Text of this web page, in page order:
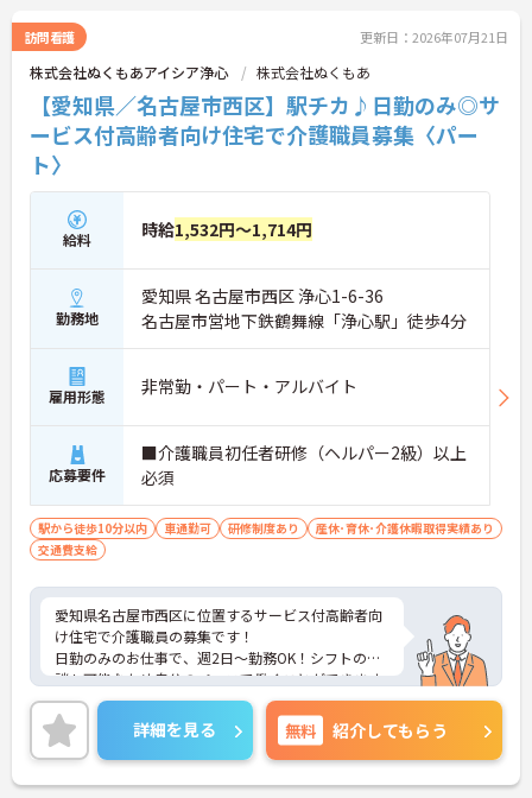
未経験者はもちろん、たとえば「経験者が復習しや
すいように」だったり、「ステップアップ用のレベ
ル別研修」があったり。合計200種類もの中から、
あなたに合った研修を受けられるので、とにかく自
分の仕事に自信が持てるようになりますよ！
ぬくもあが利用者さんやそのご家族に選ばれる理由
のひとつが、利用者さんを最期までお世話する「看
取り」に力を入れていること。なので、もしあなた
い」と思うタイプなら、ここはピッタリの環境です
よ！
おすすめポイントの1つ目は、人間関係がいいこ
と。2つ目は、利用者さんとお話をする機会が多い
こと。日常生活で関わる部分が多いので、やりがい
につながります。3つ目は、私生活と仕事の両立がし
やすいのが魅力です。
訪問看護 更新日：2026年07月21日
株式会社ぬくもあアイシア浄心 株式会社ぬくもあ
【愛知県／名古屋市西区】駅チカ♪日勤のみ◎サ
ービス付高齢者向け住宅で介護職員募集〈パー
ト〉
給料 時給1,532円～1,714円
勤務地
愛知県 名古屋市西区 浄心1-6-36
名古屋市営地下鉄鶴舞線「浄心駅」徒歩4分
雇用形態 非常勤・パート・アルバイト
応募要件
■介護職員初任者研修（ヘルパー2級）以上
必須
駅から徒歩10分以内 車通勤可 研修制度あり
産休･育休･介護休暇取得実績あり
交通費支給
愛知県名古屋市西区に位置するサービス付高齢者向
け住宅で介護職員の募集です！
日勤のみのお仕事で、週2日～勤務OK！シフトの相
談も可能なため自分のペースで働くことができます
◎最寄駅から徒歩圏内のため通勤も楽々♪マイカー
での通勤もOK！昇給制度があり、頑張りが評価され
てしっかりと還元されます。さらに福利厚生も充実
しているのは嬉しいポイントです◎
こちらの求人にご興味がございましたら面接のポイ
詳細を見る 無料 紹介してもらう